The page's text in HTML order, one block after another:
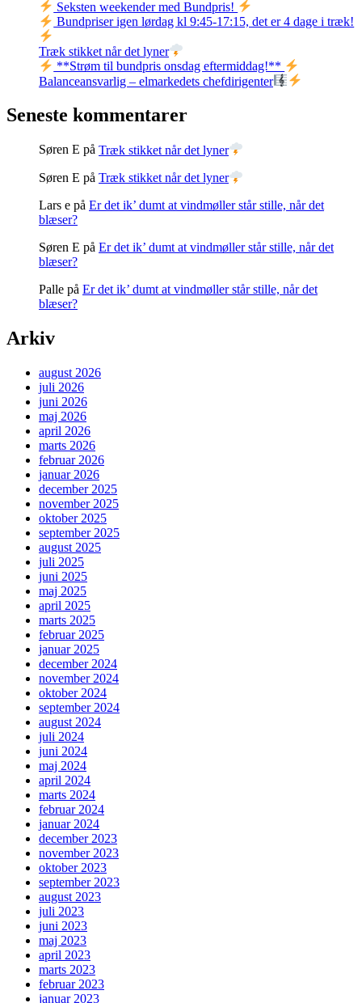
Seksten weekender med Bundpris!
Bundpriser igen lørdag kl 9:45-17:15, det er 4 dage i træk!
Træk stikket når det lyner
**Strøm til bundpris onsdag eftermiddag!**
Balanceansvarlig – elmarkedets chefdirigenter
Seneste kommentarer
Søren E på Træk stikket når det lyner
Søren E på Træk stikket når det lyner
Lars e på Er det ik’ dumt at vindmøller står stille, når det
blæser?
Søren E på Er det ik’ dumt at vindmøller står stille, når det
blæser?
Palle på Er det ik’ dumt at vindmøller står stille, når det
blæser?
Arkiv
august 2026
juli 2026
juni 2026
maj 2026
april 2026
marts 2026
februar 2026
januar 2026
december 2025
november 2025
oktober 2025
september 2025
august 2025
juli 2025
juni 2025
maj 2025
april 2025
marts 2025
februar 2025
januar 2025
december 2024
november 2024
oktober 2024
september 2024
august 2024
juli 2024
juni 2024
maj 2024
april 2024
marts 2024
februar 2024
januar 2024
december 2023
november 2023
oktober 2023
september 2023
august 2023
juli 2023
juni 2023
maj 2023
april 2023
marts 2023
februar 2023
januar 2023